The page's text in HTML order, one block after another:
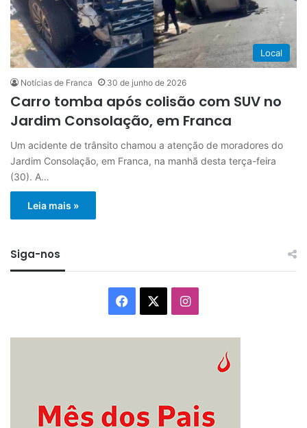
Local
Notícias de Franca 30 de junho de 2026
Carro tomba após colisão com SUV no
Jardim Consolação, em Franca
Um acidente de trânsito chamou a atenção de moradores do
Jardim Consolação, em Franca, na manhã desta terça-feira
(30). A…
Leia mais »
Siga-nos
Facebook Instagram